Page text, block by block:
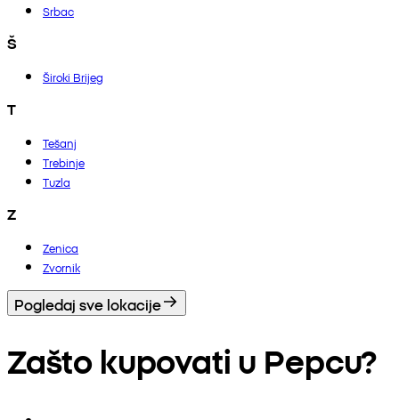
Srbac
Š
Široki Brijeg
T
Tešanj
Trebinje
Tuzla
Z
Zenica
Zvornik
Pogledaj sve lokacije
Zašto kupovati u Pepcu?